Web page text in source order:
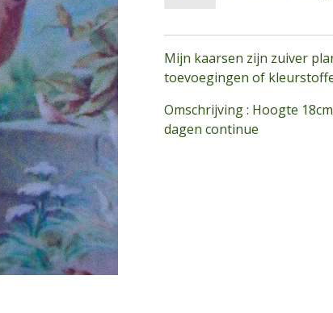
Mijn kaarsen zijn zuiver
toevoegingen of
Omschrijving : Hoogte
dagen continue